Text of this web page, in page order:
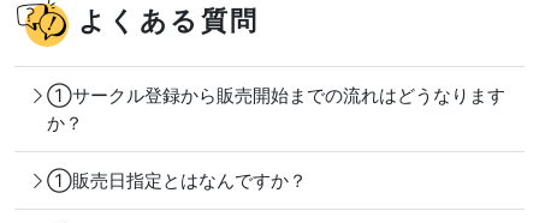
よくある質問
①サークル登録から販売開始までの流れはどうなります
か？
①販売日指定とはなんですか？